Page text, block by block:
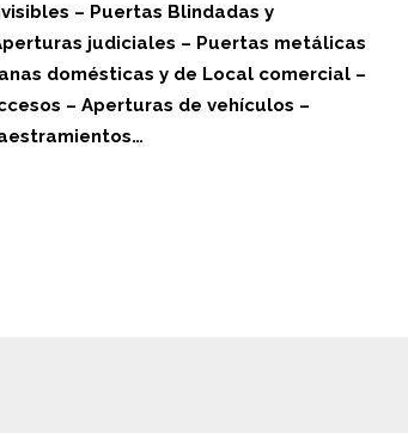
– Puertas Blindadas y
judiciales – Puertas metálicas
domésticas y de Local comercial –
– Aperturas de vehículos –